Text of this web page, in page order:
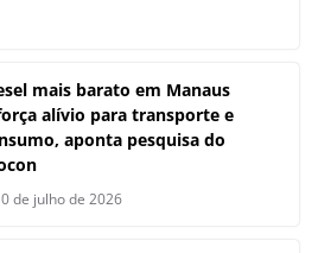
mais barato em Manaus
alívio para transporte e
aponta pesquisa do
de julho de 2026